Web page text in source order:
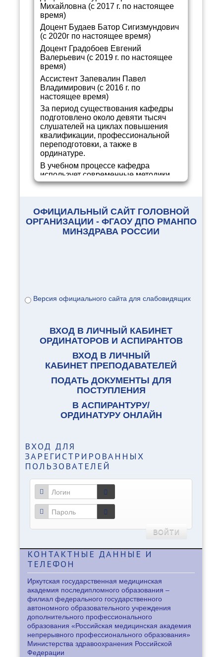
Михайловна (с 2017 г. по настоящее
время)
Доцент Будаев Батор Сигизмундович
(с 2020г по настоящее время)
Доцент Градобоев Евгений
Валерьевич (с 2019 г. по настоящее
время)
Ассистент Запевалин Павел
Владимирович (с 2016 г. по
настоящее время)
За период существования кафедры
подготовлено около девяти тысяч
слушателей на циклах повышения
квалификации, профессиональной
переподготовки, а также в
ординатуре.
В учебном процессе кафедра
использует современные методики
преподавания, такие как метод
обновляются и создаются новые
учебные программы, в том числе с
дистанционными учебными
модулями, и разрабатывается
ОФИЦИАЛЬНЫЙ САЙТ ГОЛОВНОЙ
ОРГАНИЗАЦИИ - ФГАОУ ДПО РМАНПО
МИНЗДРАВА РОССИИ
Версия официального сайта для слабовидящих
ВХОД В ЛИЧНЫЙ КАБИНЕТ
ОРДИНАТОРОВ И АСПИРАНТОВ
ВХОД В ЛИЧНЫЙ
КАБИНЕТ ПРЕПОДАВАТЕЛЕЙ
ПОДАТЬ ДОКУМЕНТЫ ДЛЯ
ПОСТУПЛЕНИЯ
В АСПИРАНТУРУ/
ОРДИНАТУРУ ОНЛАЙН
ВХОД ДЛЯ
ЗАРЕГИСТРИРОВАННЫХ
ПОЛЬЗОВАТЕЛЕЙ
ВОЙТИ
КОНТАКТНЫЕ ДАННЫЕ И
ТЕЛЕФОН
Иркутская государственная медицинская
академия последипломного образования –
филиал федерального государственного
автономного образовательного учреждения
дополнительного профессионального
образования «Российская медицинская академия
непрерывного профессионального образования»
Министерства здравоохранения Российской
Федерации